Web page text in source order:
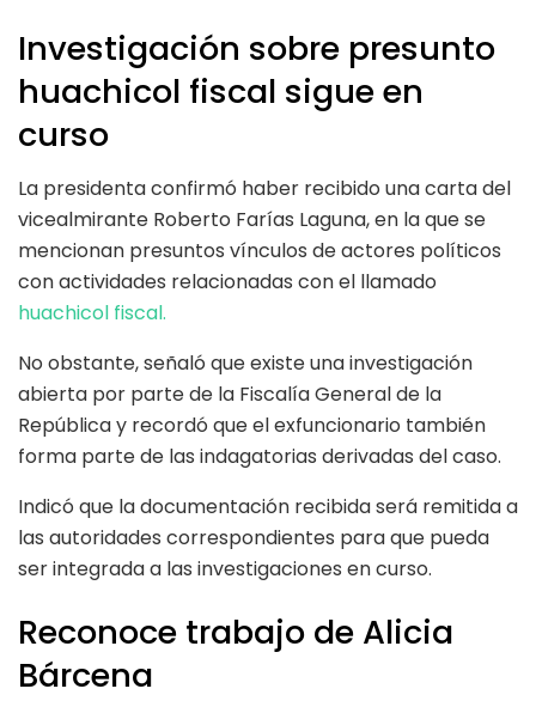
Investigación sobre presunto
huachicol fiscal sigue en
curso
La presidenta confirmó haber recibido una carta del
vicealmirante Roberto Farías Laguna, en la que se
mencionan presuntos vínculos de actores políticos
con actividades relacionadas con el llamado
huachicol fiscal.
No obstante, señaló que existe una investigación
abierta por parte de la Fiscalía General de la
República y recordó que el exfuncionario también
forma parte de las indagatorias derivadas del caso.
Indicó que la documentación recibida será remitida a
las autoridades correspondientes para que pueda
ser integrada a las investigaciones en curso.
Reconoce trabajo de Alicia
Bárcena